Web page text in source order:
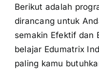
Berikut adalah
dirancang untuk
semakin Efektif dan
belajar Edumatrix
paling kamu